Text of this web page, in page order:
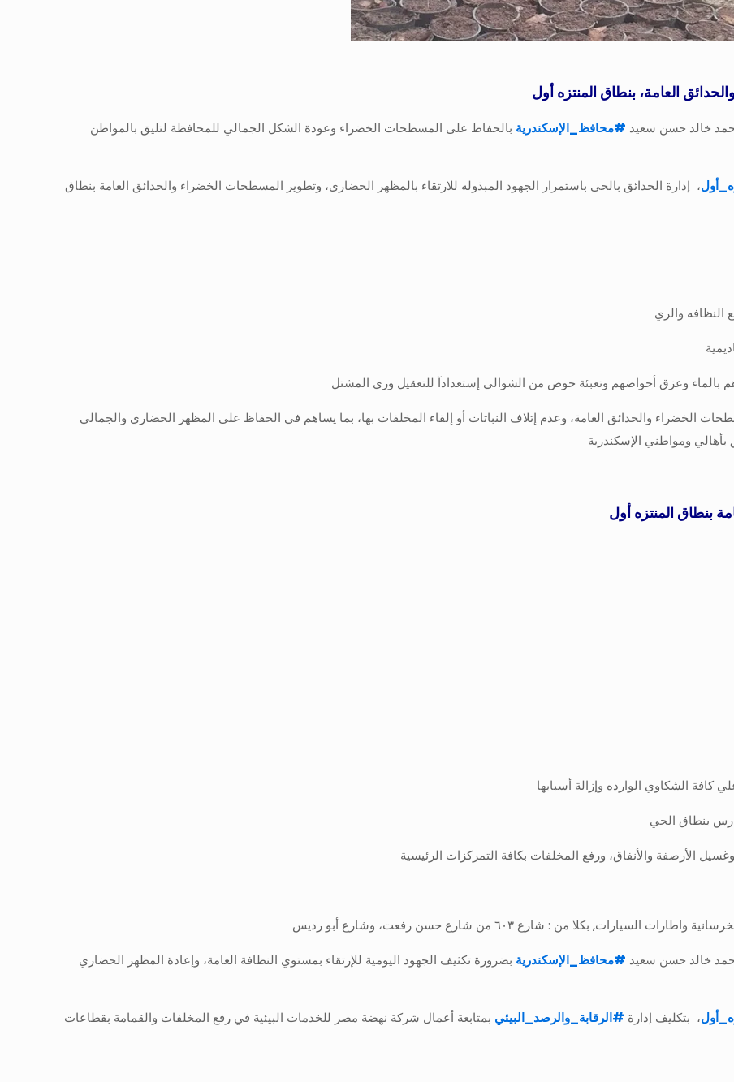
العامة، بنطاق المنتزه أول
أحمد خالد حسن سعيد #محافظ_الإسكندرية بالحفاظ على المسطحات الخضراء وعودة الشكل الجمالي للمحافظة لتليق بالمواطن
، إدارة الحدائق بالحى باستمرار الجهود المبذوله للارتقاء بالمظهر الحضارى، وتطوير المسطحات الخضراء والحدائق العامة بنطاق
والري
بالماء وعزق أحواضهم وتعبئة حوض من الشوالي إستعدادآ للتعقيل وري المشتل
الخضراء والحدائق العامة، وعدم إتلاف النباتات أو إلقاء المخلفات بها، بما يساهم في الحفاظ على المظهر الحضاري والجمالي
ومواطني الإسكندرية
بنطاق المنتزه أول
بنطاق الحي
الأرصفة والأنفاق، ورفع المخلفات بكافة التمركزات الرئيسية
بكلا من : شارع ٦٠٣ من شارع حسن رفعت، وشارع أبو رديس
أحمد خالد حسن سعيد #محافظ_الإسكندرية بضرورة تكثيف الجهود اليومية للإرتقاء بمستوي النظافة العامة، وإعادة المظهر الحضاري
، بتكليف إدارة #الرقابة_والرصد_البيئي بمتابعة أعمال شركة نهضة مصر للخدمات البيئية في رفع المخلفات والقمامة بقطاعات